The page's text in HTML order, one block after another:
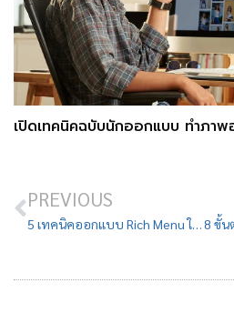
เปิดเทคนิคฉบับนักออกแบบ ทำภาพ
PREVIOUS
5 เทคนิคออกแบบ Rich Menu ใน LINE Official Account ให้สวยน่าใช้